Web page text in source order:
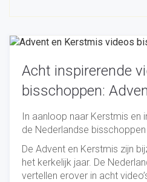
Acht inspirerende
bisschoppen:
In aanloop naar Kerstmis en
de Nederlandse
De Advent en Kerstmis zijn
het kerkelijk jaar. De
vertellen erover in acht